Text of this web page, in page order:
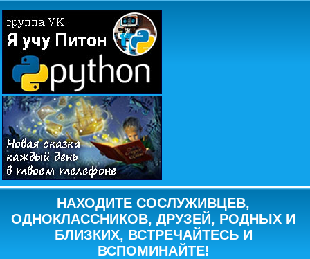
НАХОДИТЕ СОСЛУЖИВЦЕВ,
ОДНОКЛАССНИКОВ, ДРУЗЕЙ, РОДНЫХ И
БЛИЗКИХ, ВСТРЕЧАЙТЕСЬ И
ВСПОМИНАЙТЕ!